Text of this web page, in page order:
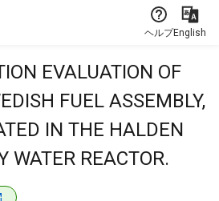
ヘルプEnglish
EVALUATION OF
FUEL ASSEMBLY,
IN THE HALDEN
WATER REACTOR.